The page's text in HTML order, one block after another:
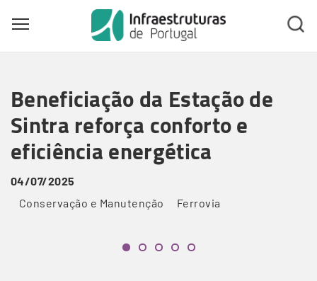
main
content
Toggle main menu visibility
Beneficiação da Estação de
Sintra reforça conforto e
eficiência energética
04/07/2025
Conservação e Manutenção
Ferrovia